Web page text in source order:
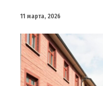
11 марта, 2026